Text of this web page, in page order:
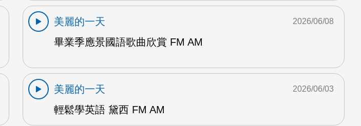
美麗的一天
畢業季應景國語歌曲欣賞 FM AM
2026/06/08
美麗的一天
輕鬆學英語 黛西 FM AM
2026/06/03